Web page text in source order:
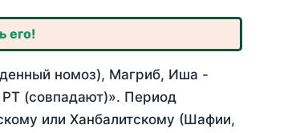
его!
номоз), Магриб, Иша -
(совпадают)». Период
или Ханбалитскому (Шафии,